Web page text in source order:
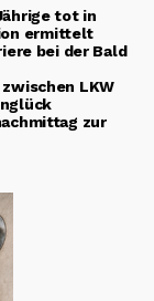
tot in
ermittelt
bei der Bald
LKW
zur